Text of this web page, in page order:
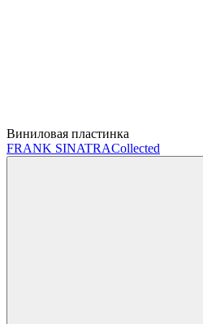
Виниловая пластинка
FRANK SINATRACollected